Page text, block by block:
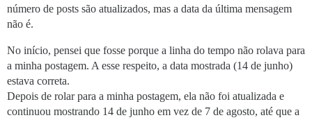
número de posts são atualizados, mas a data da última mensagem
não é.
No início, pensei que fosse porque a linha do tempo não rolava para
a minha postagem. A esse respeito, a data mostrada (14 de junho)
estava correta.
Depois de rolar para a minha postagem, ela não foi atualizada e
continuou mostrando 14 de junho em vez de 7 de agosto, até que a